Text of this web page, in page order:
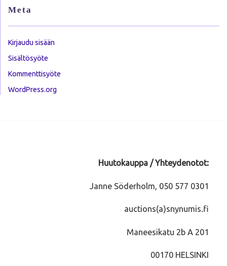
Meta
Kirjaudu sisään
Sisältösyöte
Kommenttisyöte
WordPress.org
Huutokauppa / Yhteydenotot:
Janne Söderholm, 050 577 0301
auctions(a)snynumis.fi
Maneesikatu 2b A 201
00170 HELSINKI